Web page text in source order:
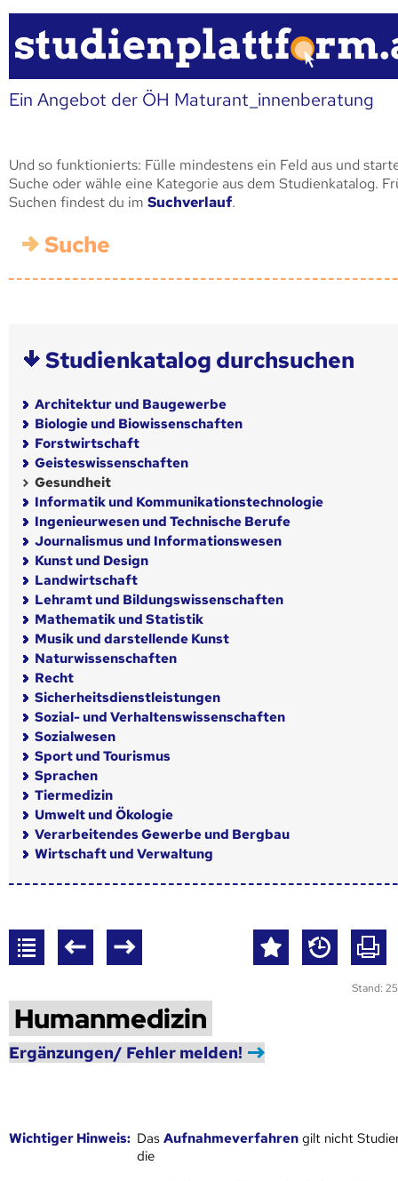
Ein Angebot der ÖH Maturant_innenberatung
Und so funktionierts: Fülle mindestens ein Feld aus und
Suche oder wähle eine Kategorie aus dem Studienkatalog.
Suchen findest du im Suchverlauf.
Suche
Studienkatalog durchsuchen
Architektur und Baugewerbe
Biologie und Biowissenschaften
Forstwirtschaft
Geisteswissenschaften
Gesundheit
Informatik und Kommunikationstechnologie
Ingenieurwesen und Technische Berufe
Journalismus und Informationswesen
Kunst und Design
Landwirtschaft
Lehramt und Bildungswissenschaften
Mathematik und Statistik
Musik und darstellende Kunst
Naturwissenschaften
Recht
Sicherheitsdienstleistungen
Sozial- und Verhaltenswissenschaften
Sozialwesen
Sport und Tourismus
Sprachen
Tiermedizin
Umwelt und Ökologie
Verarbeitendes Gewerbe und Bergbau
Wirtschaft und Verwaltung
Stand:
Humanmedizin
Ergänzungen/ Fehler melden!
Wich­ti­ger Hin­weis: DasAufnahmeverfahren gilt nicht
die